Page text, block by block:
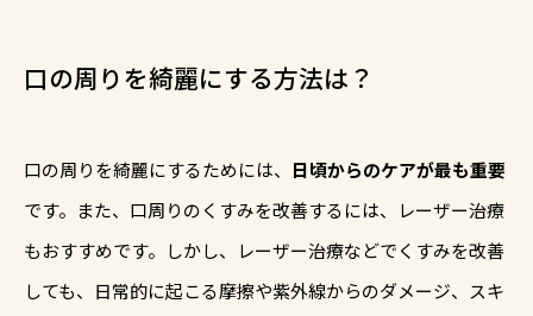
口の周りを綺麗にする方法は？
口の周りを綺麗にするためには、 日頃からのケアが最も重要
です。また、口周りのくすみを改善するには、レーザー治療
もおすすめです。しかし、レーザー治療などでくすみを改善
しても、日常的に起こる摩擦や紫外線からのダメージ、スキ